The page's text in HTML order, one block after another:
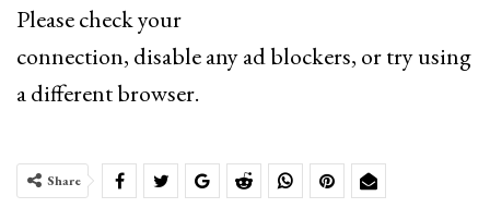
Please check your
connection, disable any ad blockers, or try using
a different browser.
Share